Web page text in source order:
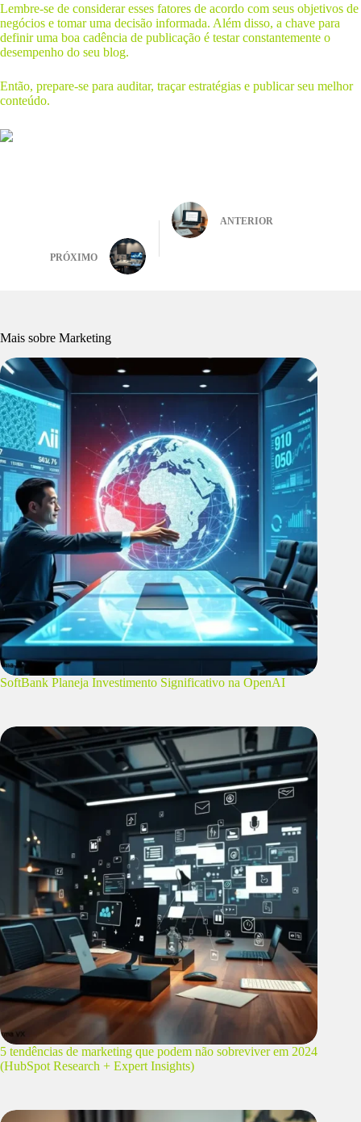
Lembre-se de considerar esses fatores de acordo com seus objetivos de
negócios e tomar uma decisão informada. Além disso, a chave para
definir uma boa cadência de publicação é testar constantemente o
desempenho do seu blog.
Então, prepare-se para auditar, traçar estratégias e publicar seu melhor
conteúdo.
ANTERIOR
PRÓXIMO
Mais sobre Marketing
SoftBank Planeja Investimento Significativo na OpenAI
5 tendências de marketing que podem não sobreviver em 2024
(HubSpot Research + Expert Insights)